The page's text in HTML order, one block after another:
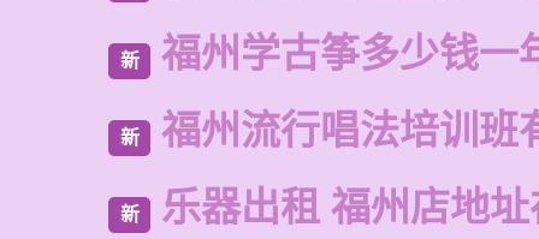
新 福州学古筝多少钱一
新 福州流行唱法培训班
新 乐器出租 福州店地